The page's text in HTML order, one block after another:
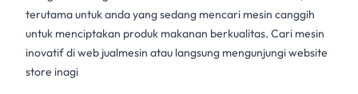
terutama untuk anda yang sedang mencari mesin canggih
untuk menciptakan produk makanan berkualitas. Cari mesin
inovatif di web jualmesin atau langsung mengunjungi website
store inagi